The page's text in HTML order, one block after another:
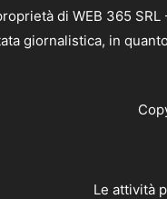
di WEB 365 SRL
giornalistica, in
Le attività